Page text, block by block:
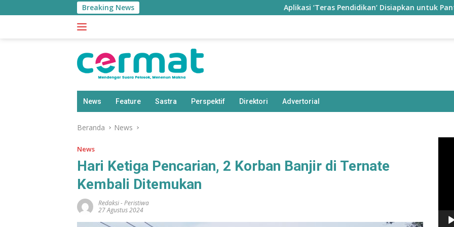
ke
Breaking News Aplikasi ‘Teras Pendidikan’ Disiapkan untuk Pantau
News Feature Sastra Perspektif Direktori Advertorial
Beranda News
News
Hari Ketiga Pencarian, 2 Korban Banjir di Ternate
Kembali Ditemukan
Redaksi-Peristiwa
27 Agustus 2024